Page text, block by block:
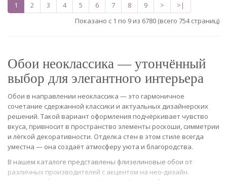
1 2 3 4 5 6 7 8 9 >
>|
Показано с 1 по 9 из 6780 (всего 754 страниц)
Обои неоклассика — утончённый
выбор для элегантного интерьера
Обои в направлении неоклассика — это гармоничное
сочетание сдержанной классики и актуальных дизайнерских
решений. Такой вариант оформления подчёркивает чувство
вкуса, привносит в пространство элементы роскоши, симметрии
и лёгкой декоративности. Отделка стен в этом стиле всегда
уместна — она создаёт атмосферу уюта и благородства.
В нашем каталоге представлены флизелиновые обои от
различных производителей с акцентом на нео-дизайн.